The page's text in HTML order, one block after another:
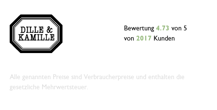
Bewertung 4.73 von 5
von 2017 Kunden
Alle genannten Preise sind Verbraucherpreise und enthalten die
gesetzliche Mehrwertsteuer.